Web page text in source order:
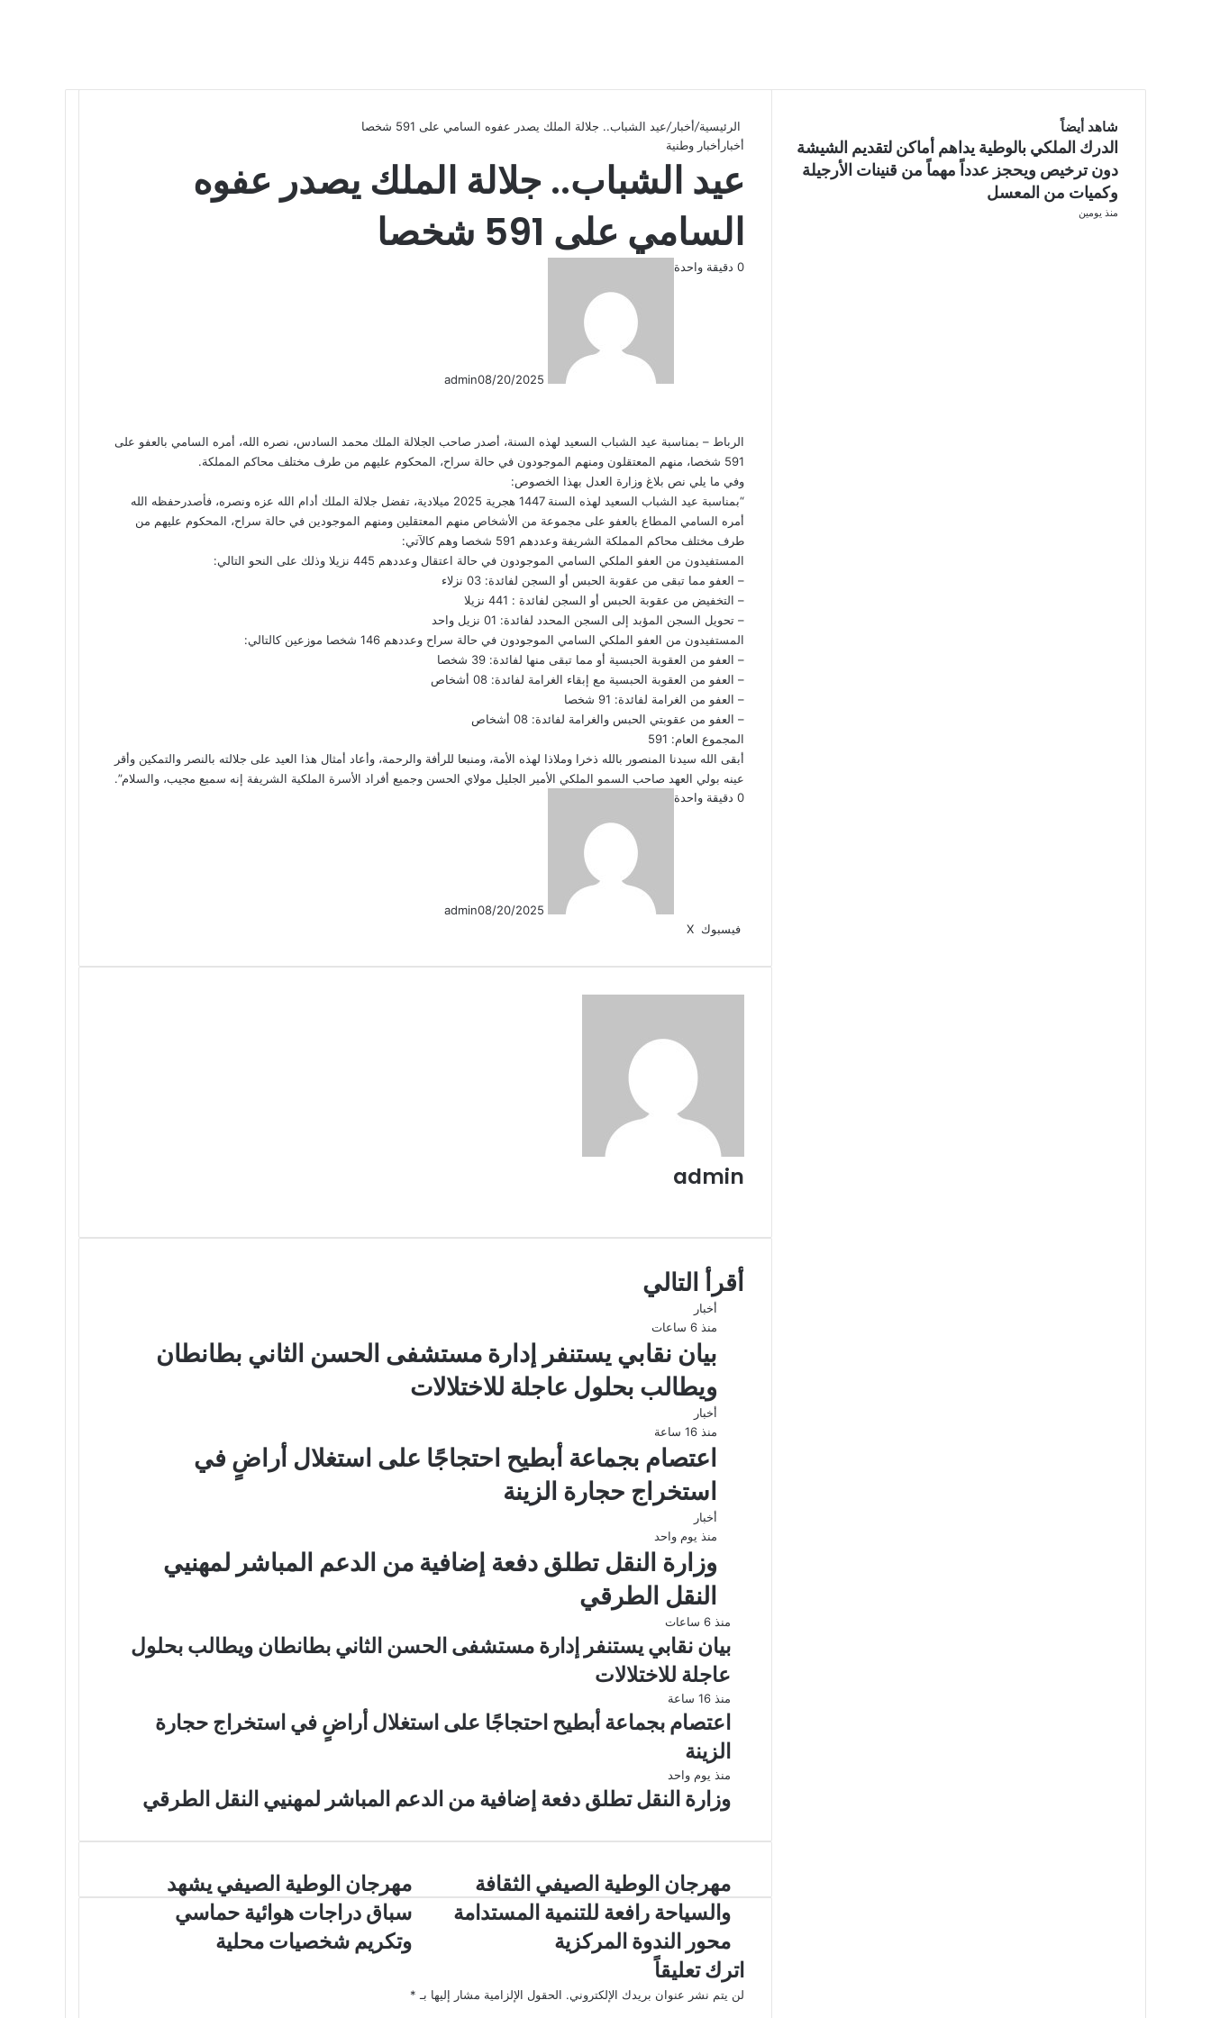
الرئيسية/أخبار/عيد الشباب.. جلالة الملك يصدر عفوه السامي على 591 شخصا
أخبار أخبار وطنية
عيد الشباب.. جلالة الملك يصدر عفوه
السامي على 591 شخصا
admin08/20/2025
0 دقيقة واحدة
الرباط – بمناسبة عيد الشباب السعيد لهذه السنة، أصدر صاحب الجلالة الملك محمد السادس، نصره الله، أمره السامي بالعفو على
591 شخصا، منهم المعتقلون ومنهم الموجودون في حالة سراح، المحكوم عليهم من طرف مختلف محاكم المملكة.
وفي ما يلي نص بلاغ وزارة العدل بهذا الخصوص:
“بمناسبة عيد الشباب السعيد لهذه السنة 1447 هجرية 2025 ميلادية، تفضل جلالة الملك أدام الله عزه ونصره، فأصدرحفظه الله
أمره السامي المطاع بالعفو على مجموعة من الأشخاص منهم المعتقلين ومنهم الموجودين في حالة سراح، المحكوم عليهم من
طرف مختلف محاكم المملكة الشريفة وعددهم 591 شخصا وهم كالآتي:
المستفيدون من العفو الملكي السامي الموجودون في حالة اعتقال وعددهم 445 نزيلا وذلك على النحو التالي:
– العفو مما تبقى من عقوبة الحبس أو السجن لفائدة: 03 نزلاء
– التخفيض من عقوبة الحبس أو السجن لفائدة : 441 نزيلا
– تحويل السجن المؤبد إلى السجن المحدد لفائدة: 01 نزيل واحد
المستفيدون من العفو الملكي السامي الموجودون في حالة سراح وعددهم 146 شخصا موزعين كالتالي:
– العفو من العقوبة الحبسية أو مما تبقى منها لفائدة: 39 شخصا
– العفو من العقوبة الحبسية مع إبقاء الغرامة لفائدة: 08 أشخاص
– العفو من الغرامة لفائدة: 91 شخصا
– العفو من عقوبتي الحبس والغرامة لفائدة: 08 أشخاص
المجموع العام: 591
أبقى الله سيدنا المنصور بالله ذخرا وملاذا لهذه الأمة، ومنبعا للرأفة والرحمة، وأعاد أمثال هذا العيد على جلالته بالنصر والتمكين وأقر
عينه بولي العهد صاحب السمو الملكي الأمير الجليل مولاي الحسن وجميع أفراد الأسرة الملكية الشريفة إنه سميع مجيب، والسلام”.
admin08/20/2025
0 دقيقة واحدة
فيسبوك X
البريد
admin
أقرأ التالي
أخبار
منذ 6 ساعات
بيان نقابي يستنفر إدارة مستشفى الحسن الثاني بطانطان
ويطالب بحلول عاجلة للاختلالات
أخبار
منذ 16 ساعة
اعتصام بجماعة أبطيح احتجاجًا على استغلال أراضٍ في
استخراج حجارة الزينة
أخبار
منذ يوم واحد
وزارة النقل تطلق دفعة إضافية من الدعم المباشر لمهنيي
النقل الطرقي
منذ 6 ساعات
بيان نقابي يستنفر إدارة مستشفى الحسن الثاني بطانطان ويطالب بحلول
عاجلة للاختلالات
منذ 16 ساعة
اعتصام بجماعة أبطيح احتجاجًا على استغلال أراضٍ في استخراج حجارة
الزينة
منذ يوم واحد
وزارة النقل تطلق دفعة إضافية من الدعم المباشر لمهنيي النقل الطرقي
مهرجان الوطية الصيفي يشهد
سباق دراجات هوائية حماسي
وتكريم شخصيات محلية
مهرجان الوطية الصيفي الثقافة
والسياحة رافعة للتنمية المستدامة
محور الندوة المركزية
اترك تعليقاً
لن يتم نشر عنوان بريدك الإلكتروني. الحقول الإلزامية مشار إليها بـ *
شاهد أيضاً
إغلاق
الدرك الملكي بالوطية يداهم أماكن لتقديم الشيشة
دون ترخيص ويحجز عدداً مهماً من قنينات الأرجيلة
وكميات من المعسل
منذ يومين